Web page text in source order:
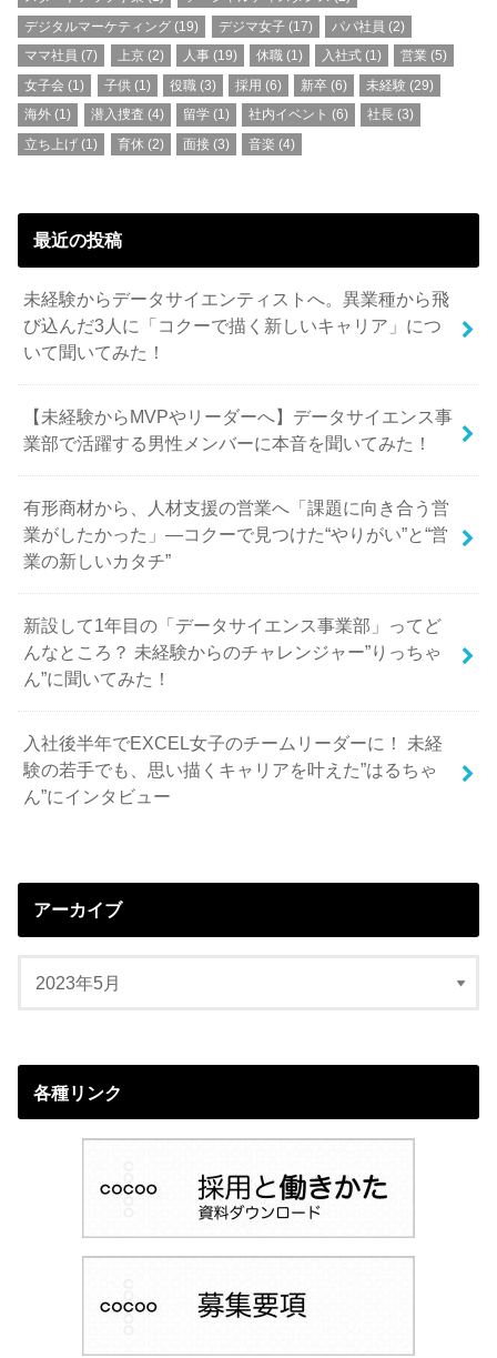
デジタルマーケティング (19) デジマ女子(17) パパ社員 (2)
ママ社員 (7) 上京(2) 人事(19) 休職 (1) 入社式 (1) 営業 (5)
女子会 (1) 子供(1) 役職(3) 採用 (6) 新卒 (6) 未経験 (29)
海外 (1) 潜入捜査 (4) 留学(1) 社内イベント (6) 社長 (3)
立ち上げ (1) 育休 (2) 面接(3) 音楽 (4)
最近の投稿
未経験からデータサイエンティストへ。異業種から飛
び込んだ3人に「コクーで描く新しいキャリア」につ
いて聞いてみた！
【未経験からMVPやリーダーへ】データサイエンス事
業部で活躍する男性メンバーに本音を聞いてみた！
有形商材から、人材支援の営業へ「課題に向き合う営
業がしたかった」—コクーで見つけた“やりがい”と“営
業の新しいカタチ”
新設して1年目の「データサイエンス事業部」ってど
んなところ？ 未経験からのチャレンジャー”りっちゃ
ん”に聞いてみた！
入社後半年でEXCEL女子のチームリーダーに！ 未経
験の若手でも、思い描くキャリアを叶えた”はるちゃ
ん”にインタビュー
アーカイブ
各種リンク